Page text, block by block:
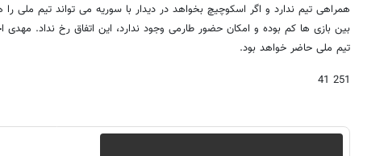
همراهی تیم ندارد و اگر اسکوچیچ بخواهد در دیدار با سوریه می تواند تیم ملی
بین بازی ها کم بوده و امکان حضور طارمی وجود ندارد، این اتفاق رخ نداد. مهدی
تیم ملی حاضر خواهد بود.
251 41